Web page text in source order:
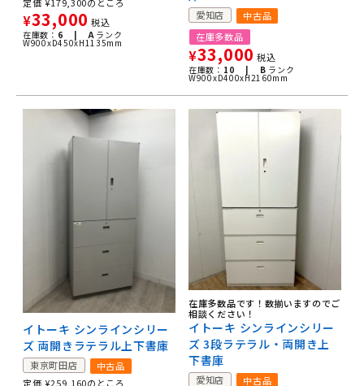
定価 ¥179,300のところ
¥33,000 税込
在庫数： 6 | Aランク
W900xD450xH1135mm
愛知店
中古品
在庫多数品
¥33,000 税込
在庫数： 10 | B ランク
W900xD400xH2160mm
イトーキ シンラインシリー
ズ 両開きラテラル上下書庫
東京町田店
中古品
定価 ¥259,160のところ
在庫多数品です！数揃いますのでご
相談ください！
イトーキ シンラインシリー
ズ 3段ラテラル・両開き上
下書庫
愛知店 中古品